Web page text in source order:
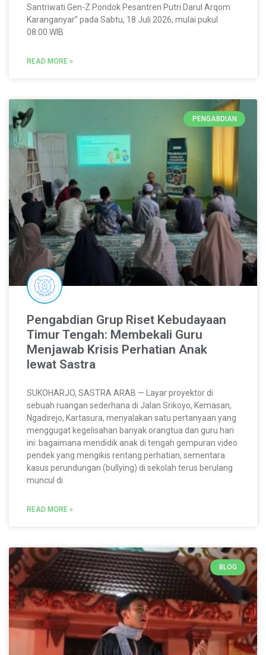
Santriwati Gen-Z Pondok Pesantren Putri Darul Arqom
Karanganyar” pada Sabtu, 18 Juli 2026, mulai pukul
08.00 WIB
READ MORE »
PENGABDIAN
Pengabdian Grup Riset Kebudayaan
Timur Tengah: Membekali Guru
Menjawab Krisis Perhatian Anak
lewat Sastra
SUKOHARJO, SASTRA ARAB — Layar proyektor di
sebuah ruangan sederhana di Jalan Srikoyo, Kemasan,
Ngadirejo, Kartasura, menyalakan satu pertanyaan yang
menggugat kegelisahan banyak orangtua dan guru hari
ini: bagaimana mendidik anak di tengah gempuran video
pendek yang mengikis rentang perhatian, sementara
kasus perundungan (bullying) di sekolah terus berulang
muncul di
READ MORE »
BLOG